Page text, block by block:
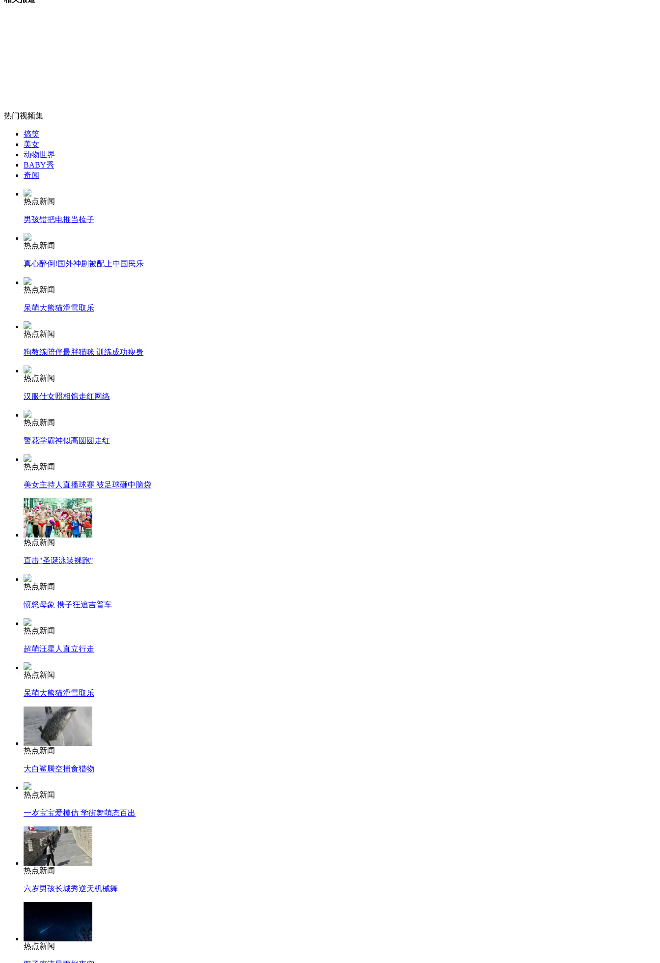
本拉登女婿纽约受审 拒不认罪
无痛分娩是否安全 医生回应
外交部：反对强权政治霸凌主义
外交部：有关国家言论片面不公正
安徽一实载49人客车翻车
走！跟着总书记去植树
消防员救轻生者
纽约上演“枕头大战”
司机酒驾遇交警 急速倒车逃窜
热门视频集
搞笑
美女
动物世界
BABY秀
奇闻
热点新闻
男孩错把电推当梳子
热点新闻
真心醉倒!国外神剧被配上中国民乐
热点新闻
呆萌大熊猫滑雪取乐
热点新闻
狗教练陪伴最胖猫咪 训练成功瘦身
热点新闻
汉服仕女照相馆走红网络
热点新闻
警花学霸神似高圆圆走红
热点新闻
美女主持人直播球赛 被足球砸中脑袋
热点新闻
直击"圣诞泳装裸跑"
热点新闻
愤怒母象 携子狂追吉普车
热点新闻
超萌汪星人直立行走
热点新闻
呆萌大熊猫滑雪取乐
热点新闻
大白鲨腾空捕食猎物
热点新闻
一岁宝宝爱模仿 学街舞萌态百出
热点新闻
六岁男孩长城秀逆天机械舞
热点新闻